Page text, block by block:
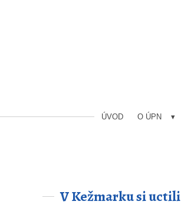
ÚVOD O ÚPN
V Kežmarku si